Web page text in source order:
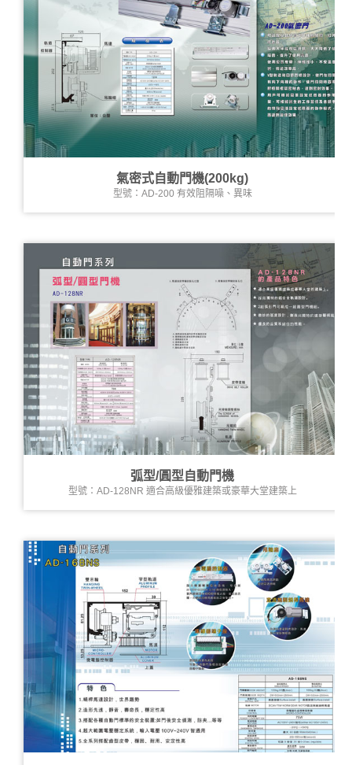
氣密式自動門機(200kg)
型號：AD-200 有效阻隔噪、異味
弧型/圓型自動門機
型號：AD-128NR 適合高級優雅建築或豪華大堂建築上